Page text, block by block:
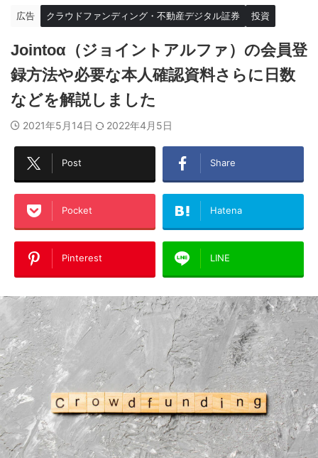
広告 クラウドファンディング・不動産デジタル証券 投資
Jointoα（ジョイントアルファ）の会員登
録方法や必要な本人確認資料さらに日数
などを解説しました
2021年5月14日 2022年4月5日
Post Share
Pocket Hatena
Pinterest LINE